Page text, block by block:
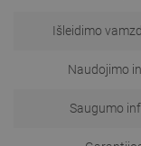
Išleidimo
Naudojimo
Saugumo